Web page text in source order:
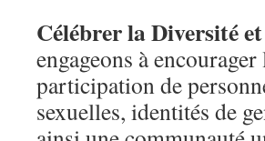
Célébrer la Diversité
engageons à
participation de
sexuelles, identités de